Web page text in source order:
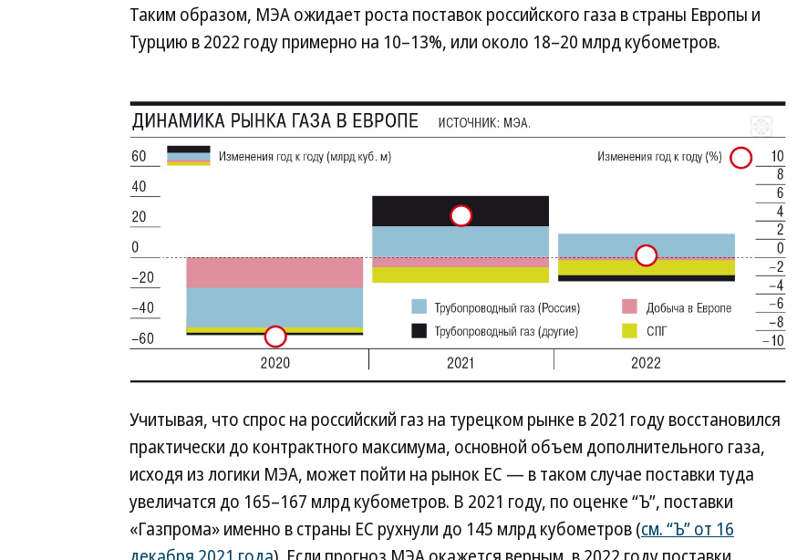
Таким образом, МЭА ожидает роста поставок российского газа в страны Европы и
Турцию в 2022 году примерно на 10–13%, или около 18–20 млрд кубометров.
Развернуть на весь экран
Учитывая, что спрос на российский газ на турецком рынке в 2021 году восстановился
практически до контрактного максимума, основной объем дополнительного газа,
исходя из логики МЭА, может пойти на рынок ЕС — в таком случае поставки туда
увеличатся до 165–167 млрд кубометров. В 2021 году, по оценке “Ъ”, поставки
«Газпрома» именно в страны ЕС рухнули до 145 млрд кубометров (см. “Ъ” от 16